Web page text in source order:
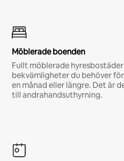
Möblerade boenden
Fullt möblerade
bekvämligheter du behöver
en månad eller längre. Det är
till andrahandsuthyrning.